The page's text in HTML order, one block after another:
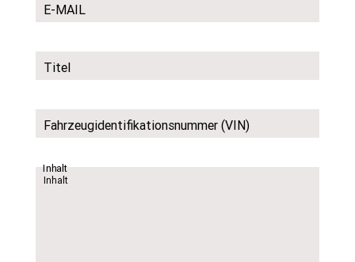
E-MAIL
Titel
Fahrzeugidentifikationsnummer (VIN)
Inhalt